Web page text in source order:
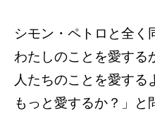
シモン・ペトロと全く
わたしのことを愛する
人たちのことを愛する
もっと愛するか？」と